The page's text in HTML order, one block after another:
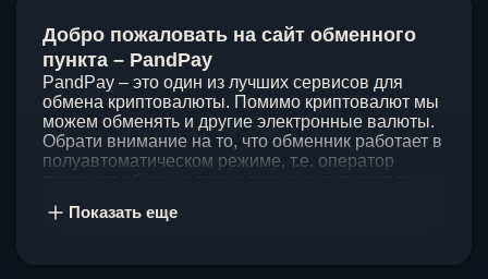
Добро пожаловать на сайт обменного
пункта – PandPay
PandPay – это один из лучших сервисов для
обмена криптовалюты. Помимо криптовалют мы
можем обменять и другие электронные валюты.
Обрати внимание на то, что обменник работает в
полуавтоматическом режиме, т.е. оператор
клиентов, поэтому стараемся проводить обмены
Показать еще